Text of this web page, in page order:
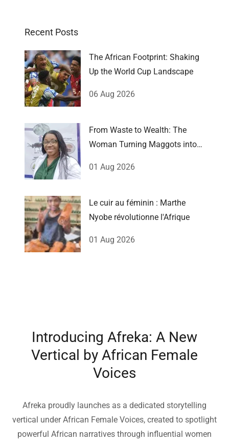
Recent Posts
The African Footprint: Shaking
Up the World Cup Landscape
06 Aug 2026
From Waste to Wealth: The
Woman Turning Maggots into
01 Aug 2026
Le cuir au féminin : Marthe
Nyobe révolutionne l'Afrique
01 Aug 2026
Introducing Afreka: A New
Vertical by African Female
Voices
Afreka proudly launches as a dedicated storytelling
vertical under African Female Voices, created to spotlight
powerful African narratives through influential women